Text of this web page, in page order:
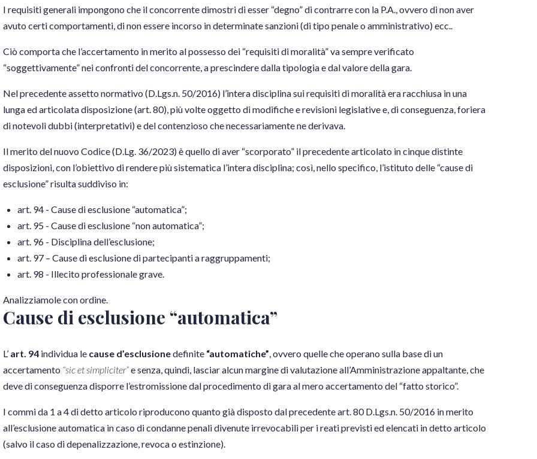
I requisiti generali impongono che il concorrente dimostri di esser “degno” di contrarre con la P.A., ovvero di non aver
avuto certi comportamenti, di non essere incorso in determinate sanzioni (di tipo penale o amministrativo) ecc..
Ciò comporta che l’accertamento in merito al possesso dei “requisiti di moralità” va sempre verificato
“soggettivamente” nei confronti del concorrente, a prescindere dalla tipologia e dal valore della gara.
Nel precedente assetto normativo (D.Lgs.n. 50/2016) l’intera disciplina sui requisiti di moralità era racchiusa in una
lunga ed articolata disposizione (art. 80), più volte oggetto di modifiche e revisioni legislative e, di conseguenza, foriera
di notevoli dubbi (interpretativi) e del contenzioso che necessariamente ne derivava.
Il merito del nuovo Codice (D.Lg. 36/2023) è quello di aver “scorporato” il precedente articolato in cinque distinte
disposizioni, con l’obiettivo di rendere più sistematica l’intera disciplina; così, nello specifico, l’istituto delle “cause di
esclusione” risulta suddiviso in:
art. 94 - Cause di esclusione “automatica”;
art. 95 - Cause di esclusione “non automatica”;
art. 96 - Disciplina dell’esclusione;
art. 97 – Cause di esclusione di partecipanti a raggruppamenti;
art. 98 - Illecito professionale grave.
Analizziamole con ordine.
Cause di esclusione “automatica”
L’ art. 94 individua le cause d’esclusionedefinite “automatiche”, ovvero quelle che operano sulla base di un
accertamento “sic et simpliciter”e senza, quindi, lasciar alcun margine di valutazione all’Amministrazione appaltante, che
deve di conseguenza disporre l’estromissione dal procedimento di gara al mero accertamento del “fatto storico”.
I commi da 1 a 4 di detto articolo riproducono quanto già disposto dal precedente art. 80 D.Lgs.n. 50/2016 in merito
all’esclusione automatica in caso di condanne penali divenute irrevocabili per i reati previsti ed elencati in detto articolo
(salvo il caso di depenalizzazione, revoca o estinzione).